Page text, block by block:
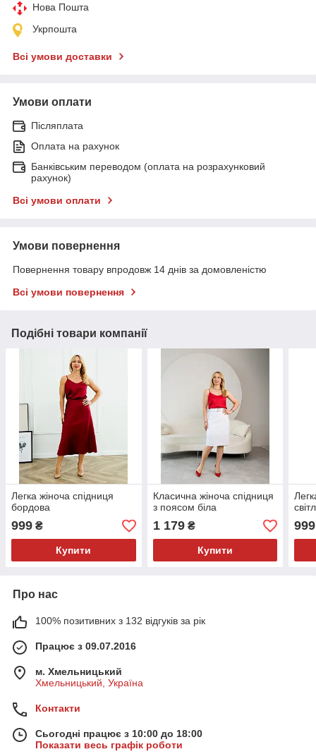
Нова Пошта
Укрпошта
Всі умови доставки
Умови оплати
Післяплата
Оплата на рахунок
Банківським переводом (оплата на розрахунковий
рахунок)
Всі умови оплати
Умови повернення
Повернення товару впродовж 14 днів за домовленістю
Всі умови повернення
Подібні товари компанії
Легка жіноча спідниця
бордова
999 ₴
Купити
Класична жіноча спідниця
з поясом біла
1 179₴
Купити
999
Про нас
100% позитивних з 132 відгуків за рік
Працює з 09.07.2016
м. Хмельницький
Хмельницький, Україна
Контакти
Сьогодні працює з 10:00 до 18:00
Показати весь графік роботи